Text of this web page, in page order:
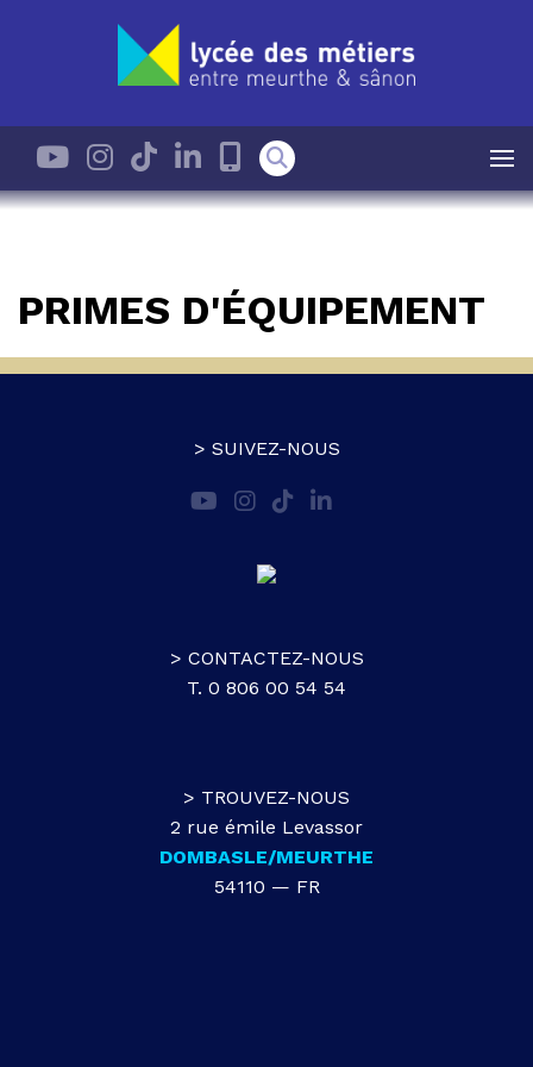
PRIMES D'ÉQUIPEMENT
> SUIVEZ-NOUS
> CONTACTEZ-NOUS
T. 0 806 00 54 54
> TROUVEZ-NOUS
2 rue émile Levassor
DOMBASLE/MEURTHE
54110 — FR